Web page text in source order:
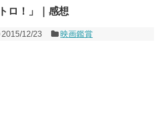
ロ！」｜感想
2015/12/23 映画鑑賞